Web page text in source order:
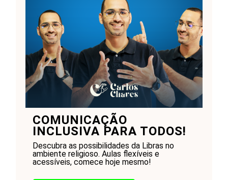
COMUNICAÇÃO
INCLUSIVA PARA TODOS!
Descubra as possibilidades da Libras no
ambiente religioso. Aulas flexíveis e
acessíveis, comece hoje mesmo!